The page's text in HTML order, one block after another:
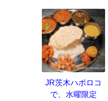
JR茨木ハポロコ
で、水曜限定